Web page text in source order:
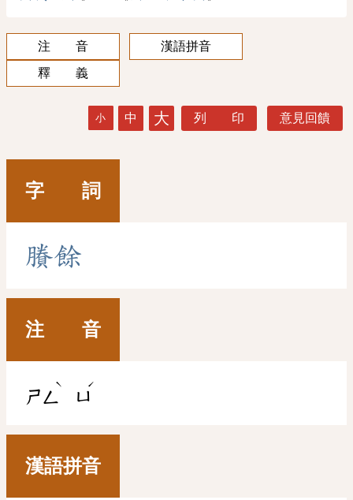
注 音
漢語拼音
釋 義
小 中 大 列 印 意見回饋
字 詞
賸餘
注 音
ㄕㄥ
ˋ
ㄩ
ˊ
漢語拼音